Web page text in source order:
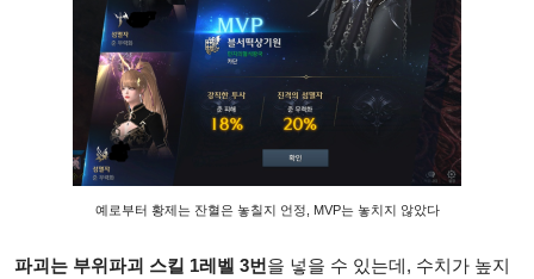
예로부터 황제는 잔혈은 놓칠지 언정, MVP는 놓치지 않았다
파괴는 부위파괴 스킬 1레벨 3번을 넣을 수 있는데, 수치가 높지